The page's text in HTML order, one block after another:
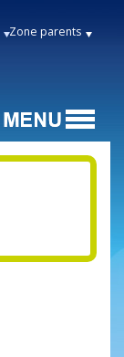
Zone parents